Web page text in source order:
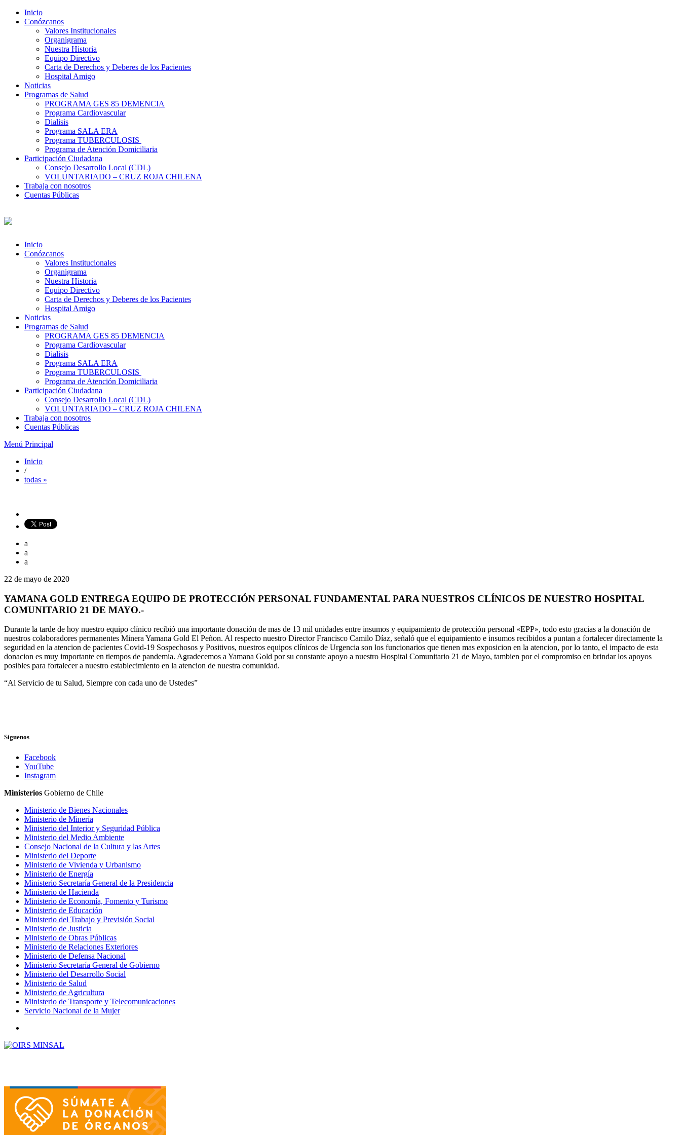
Inicio
Conózcanos
Valores Institucionales
Organigrama
Nuestra Historia
Equipo Directivo
Carta de Derechos y Deberes de los Pacientes
Hospital Amigo
Noticias
Programas de Salud
PROGRAMA GES 85 DEMENCIA
Programa Cardiovascular
Dialisis
Programa SALA ERA
Programa TUBERCULOSIS
Programa de Atención Domiciliaria
Participación Ciudadana
Consejo Desarrollo Local (CDL)
VOLUNTARIADO – CRUZ ROJA CHILENA
Trabaja con nosotros
Cuentas Públicas
Inicio
Conózcanos
Valores Institucionales
Organigrama
Nuestra Historia
Equipo Directivo
Carta de Derechos y Deberes de los Pacientes
Hospital Amigo
Noticias
Programas de Salud
PROGRAMA GES 85 DEMENCIA
Programa Cardiovascular
Dialisis
Programa SALA ERA
Programa TUBERCULOSIS
Programa de Atención Domiciliaria
Participación Ciudadana
Consejo Desarrollo Local (CDL)
VOLUNTARIADO – CRUZ ROJA CHILENA
Trabaja con nosotros
Cuentas Públicas
Menú Principal
Inicio
/
todas »
a
a
a
22 de mayo de 2020
YAMANA GOLD ENTREGA EQUIPO DE PROTECCIÓN PERSONAL FUNDAMENTAL PARA NUESTROS CLÍNICOS DE NUESTRO HOSPITAL
COMUNITARIO 21 DE MAYO.-
Durante la tarde de hoy nuestro equipo clínico recibió una importante donación de mas de 13 mil unidades entre insumos y equipamiento de protección personal «EPP», todo esto gracias a la donación de
nuestros colaboradores permanentes Minera Yamana Gold El Peñon. Al respecto nuestro Director Francisco Camilo Díaz, señaló que el equipamiento e insumos recibidos a puntan a fortalecer directamente la
seguridad en la atencion de pacientes Covid-19 Sospechosos y Positivos, nuestros equipos clínicos de Urgencia son los funcionarios que tienen mas exposicion en la atencion, por lo tanto, el impacto de esta
donacion es muy importante en tiempos de pandemia. Agradecemos a Yamana Gold por su constante apoyo a nuestro Hospital Comunitario 21 de Mayo, tambien por el compromiso en brindar los apoyos
posibles para fortalecer a nuestro establecimiento en la atencion de nuestra comunidad.
“Al Servicio de tu Salud, Siempre con cada uno de Ustedes”
Síguenos
Facebook
YouTube
Instagram
Ministerios Gobierno de Chile
Ministerio de Bienes Nacionales
Ministerio de Minería
Ministerio del Interior y Seguridad Pública
Ministerio del Medio Ambiente
Consejo Nacional de la Cultura y las Artes
Ministerio del Deporte
Ministerio de Vivienda y Urbanismo
Ministerio de Energía
Ministerio Secretaría General de la Presidencia
Ministerio de Hacienda
Ministerio de Economía, Fomento y Turismo
Ministerio de Educación
Ministerio del Trabajo y Previsión Social
Ministerio de Justicia
Ministerio de Obras Públicas
Ministerio de Relaciones Exteriores
Ministerio de Defensa Nacional
Ministerio Secretaría General de Gobierno
Ministerio del Desarrollo Social
Ministerio de Salud
Ministerio de Agricultura
Ministerio de Transporte y Telecomunicaciones
Servicio Nacional de la Mujer